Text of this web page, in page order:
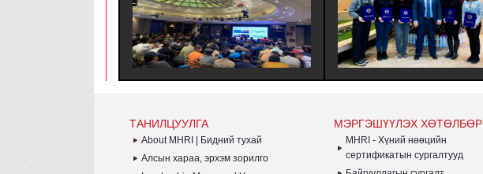
САЙЖРУУЛАХ НЬ | ХАРИЛЦАА
ХАНДЛАГЫН БАГЦ СУРГАЛТ
ЗОХИОН БАЙГУУЛАГДЛАА.
МЭРГЭШҮҮЛЭХ (MHRI/LEVEL-B)
ТҮВШНИЙ ҮНДСЭН СУРГАЛТЫН
СУРАЛЦАГЧИД ХӨТӨЛБӨРӨӨ БҮРЭН
ДҮҮРГЭЖ СЕРТИФИКАТАА ГАРДАН
АВЛАА.
ТАНИЛЦУУЛГА
About MHRI | Бидний тухай
Алсын хараа, эрхэм зорилго
МЭРГЭШҮҮЛЭХ ХӨТӨЛБӨР
MHRI - Хүний нөөцийн
сертификатын сургалтууд